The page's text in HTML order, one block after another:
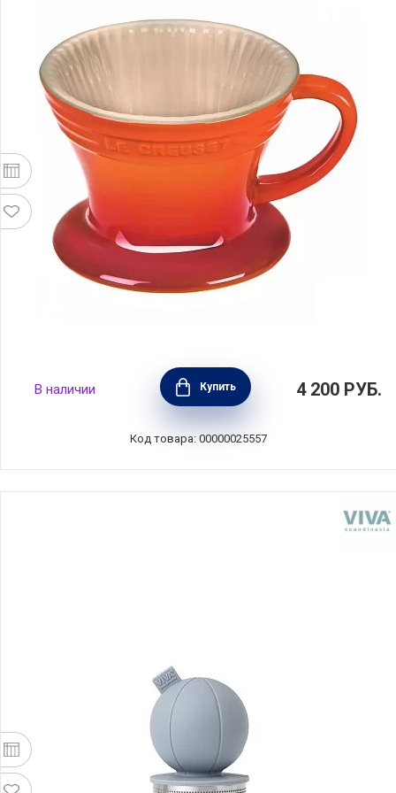
Фильтр для заваривания кофе пуровер,
материал керамика, цвет оранжевый, Le
Creuset, Франция, 61223000900005
В наличии Купить 4 200 РУБ.
Код товара: 00000025557